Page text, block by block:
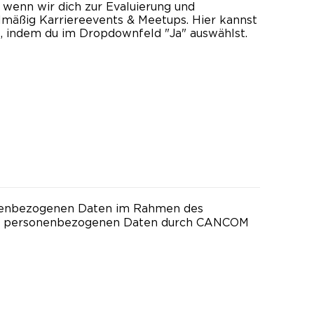
wir dich zur Evaluierung und
Karriereevents & Meetups. Hier kannst
du im Dropdownfeld "Ja" auswählst.
Daten im Rahmen des
Daten durch CANCOM